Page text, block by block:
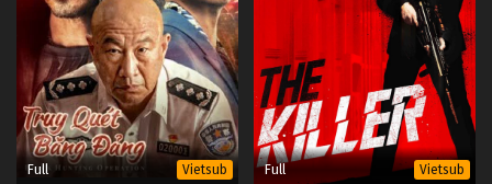
Full Vietsub Full Vietsub